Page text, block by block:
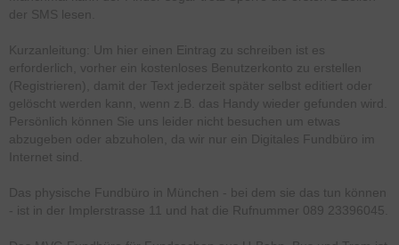
der SMS lesen.
Kurzanleitung: Um hier einen Eintrag zu schreiben ist es
erforderlich, vorher ein kostenloses Benutzerkonto zu erstellen
(Registrieren), damit der Text jederzeit später selbst editiert oder
gelöscht werden kann, wenn z.B. das Handy wieder gefunden wird.
Persönlich können Sie uns leider nicht besuchen um etwas
abzugeben oder abzuholen, da wir nur ein Digitales Fundbüro im
Internet sind.
Das physische Fundbüro in München - bei dem sie das tun können
- ist in der Implerstrasse 11 und hat die Rufnummer 089 23396045.